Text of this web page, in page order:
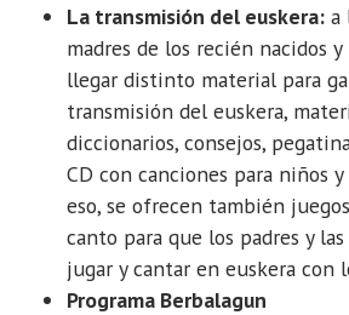
La transmisión del euskera: a
madres de los recién nacidos y
llegar distinto material para
transmisión del euskera,
diccionarios, consejos,
CD con canciones para niños y
eso, se ofrecen también
canto para que los padres y
jugar y cantar en euskera con
Programa Berbalagun